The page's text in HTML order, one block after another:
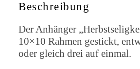
Beschreibung
Der Anhänger
10×10 Rahmen gestickt,
oder gleich drei auf einmal.